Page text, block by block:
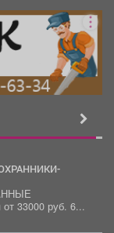
з/п от 33000 руб. 6...